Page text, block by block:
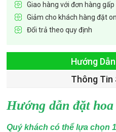
Giao hàng với đơn hàng gấp
Giảm cho khách hàng đặt
Đổi trả theo quy định
Hướng
Thông Tin
Hướng dẫn đặt hoa
Quý khách có thể lựa chọn